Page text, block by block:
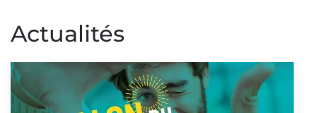
Actualités